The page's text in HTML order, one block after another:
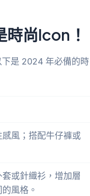
尚Icon！
是 2024 年必備的時
風；搭配牛仔褲或
或針織衫，增加層
風格。